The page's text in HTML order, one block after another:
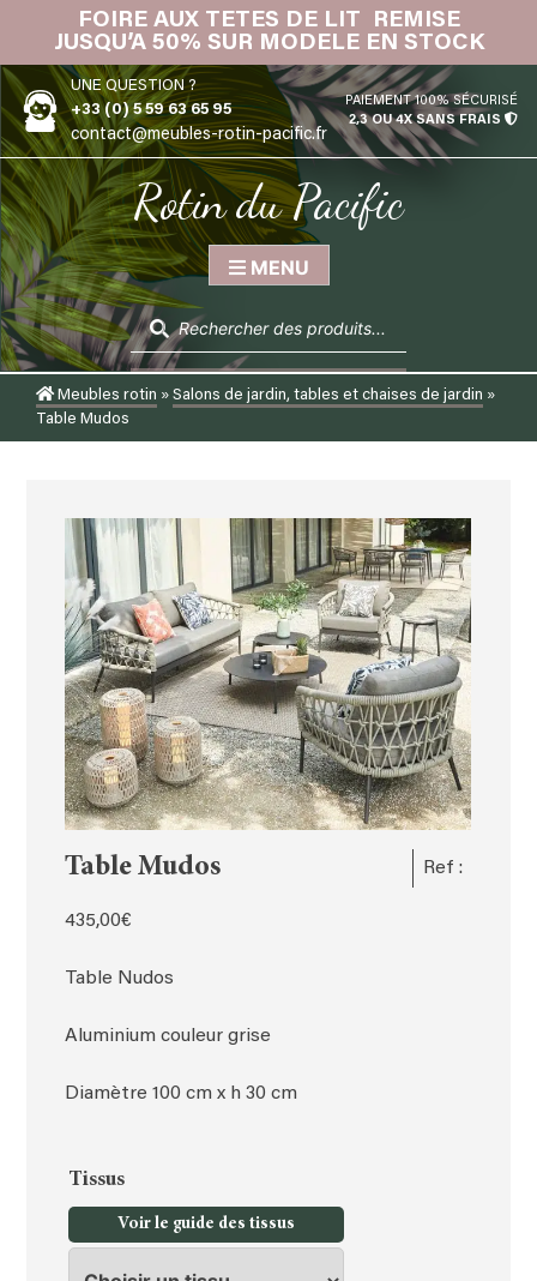
content
FOIRE AUX TETES DE LIT REMISE
JUSQU’A 50% SUR MODELE EN STOCK
UNE QUESTION ?
+33 (0) 5 59 63 65 95
contact@meubles-rotin-pacific.fr
PAIEMENT 100% SÉCURISÉ
2,3 OU 4X SANS FRAIS
Rotin du Pacific
MENU
Recherche
de
produits
Meubles rotin » Salons de jardin, tables et chaises de jardin »
Table Mudos
Table Mudos Ref :
435,00€
Table Nudos
Aluminium couleur grise
Diamètre 100 cm x h 30 cm
Tissus
Voir le guide des tissus